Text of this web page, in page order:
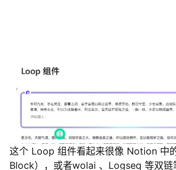
这个 Loop 组件看起来很像 Notion 中
Block），或者wolai 、Logseq 等双链